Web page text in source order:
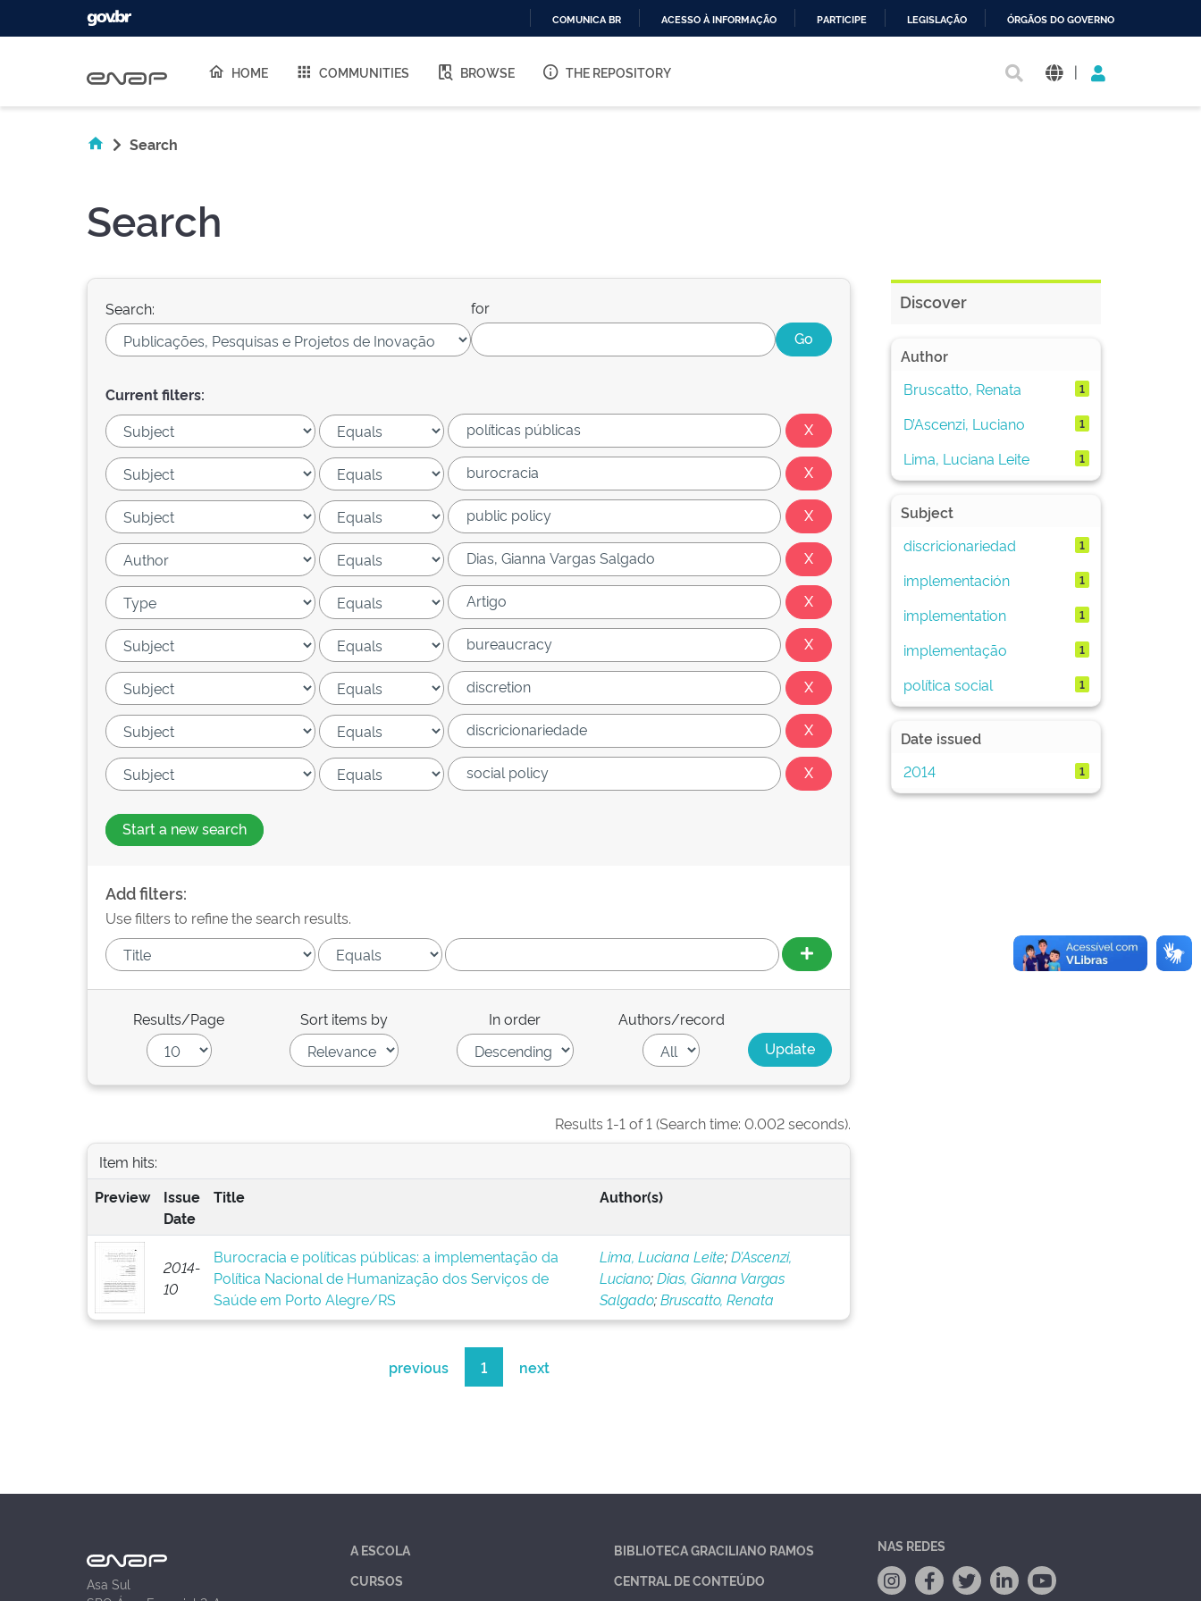
O
COMUNICA BR ACESSO À INFORMAÇÃO PARTICIPE LEGISLAÇÃO ÓRGÃOS DO GOVERNO
HOME COMMUNITIES BROWSE THE REPOSITORY |
Search
Search
Search: for
Current filters:
Start a new search
Add filters:
Use filters to refine the search results.
Results/Page Sort items by In order Authors/record
Results 1-1 of 1 (Search time: 0.002 seconds).
Item hits:
Preview
Issue
Date
Title Author(s)
2014-
10
Burocracia e políticas públicas: a implementação da
Política Nacional de Humanização dos Serviços de
Saúde em Porto Alegre/RS
Lima, Luciana Leite;D’Ascenzi,
Luciano;Dias, Gianna Vargas
Salgado;Bruscatto, Renata
previous 1 next
Discover
Author
Bruscatto, Renata
1
D’Ascenzi, Luciano 1
Lima, Luciana Leite 1
Subject
discricionariedad
1
implementación 1
implementation 1
implementação 1
política social 1
Date issued
2014
1
Asa Sul
A ESCOLA
CURSOS
BIBLIOTECA GRACILIANO RAMOS
CENTRAL DE CONTEÚDO
NAS REDES